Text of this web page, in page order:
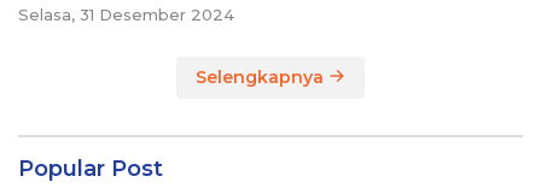
Selasa, 31 Desember 2024
Selengkapnya
Popular Post